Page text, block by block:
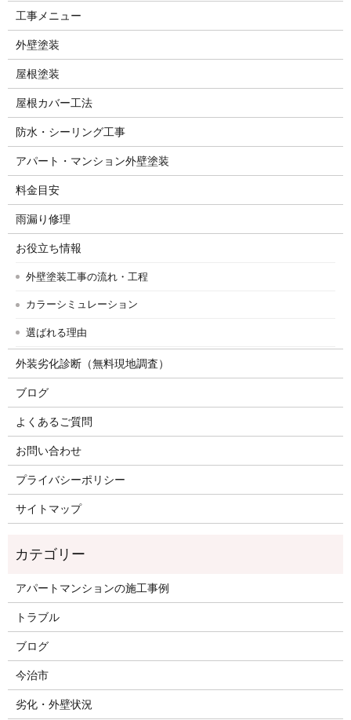
工事メニュー
外壁塗装
屋根塗装
屋根カバー工法
防水・シーリング工事
アパート・マンション外壁塗装
料金目安
雨漏り修理
お役立ち情報
外壁塗装工事の流れ・工程
カラーシミュレーション
選ばれる理由
外装劣化診断（無料現地調査）
ブログ
よくあるご質問
お問い合わせ
プライバシーポリシー
サイトマップ
アパートマンションの施工事例
トラブル
ブログ
今治市
劣化・外壁状況